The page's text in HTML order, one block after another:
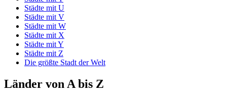
Städte mit U
Städte mit V
Städte mit W
Städte mit X
Städte mit Y
Städte mit Z
Die größte Stadt der Welt
Länder von A bis Z